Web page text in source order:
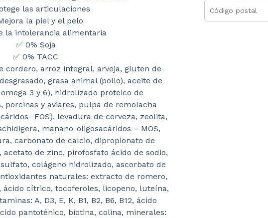
las articulaciones
la piel y el pelo
la intolerancia alimentaria
✅ 0% Soja
✅ 0% TACC
cordero, arroz integral, arveja, gluten de
grasa animal (pollo), aceite de
3 y 6), hidrolizado proteico de
porcinas y aviares, pulpa de remolacha
FOS), levadura de cerveza, zeolita,
manano-oligosacáridos – MOS,
carbonato de calcio, dipropionato de
acetato de zinc, pirofosfato ácido de sodio,
colágeno hidrolizado, ascorbato de
naturales: extracto de romero,
ácido cítrico, tocoferoles, licopeno, luteína,
A, D3, E, K, B1, B2, B6, B12, ácido
pantoténico, biotina, colina, minerales: